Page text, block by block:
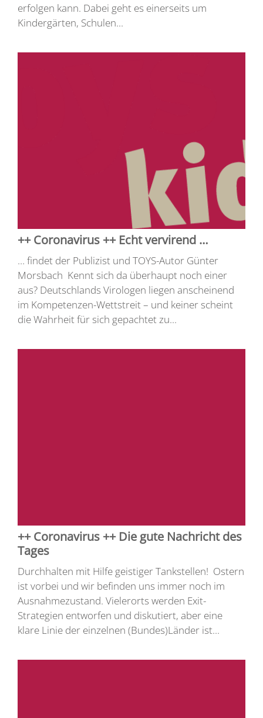
erfolgen kann. Dabei geht es einerseits um
Kindergärten, Schulen...
++ Coronavirus ++ Echt vervirend …
… findet der Publizist und TOYS-Autor Günter
Morsbach Kennt sich da überhaupt noch einer
aus? Deutschlands Virologen liegen anscheinend
im Kompetenzen-Wettstreit – und keiner scheint
die Wahrheit für sich gepachtet zu...
++ Coronavirus ++ Die gute Nachricht des
Tages
Durchhalten mit Hilfe geistiger Tankstellen! Ostern
ist vorbei und wir befinden uns immer noch im
Ausnahmezustand. Vielerorts werden Exit-
Strategien entworfen und diskutiert, aber eine
klare Linie der einzelnen (Bundes)Länder ist...